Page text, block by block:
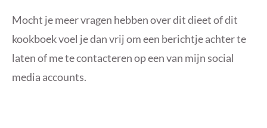
Mocht je meer vragen hebben over dit dieet of dit
kookboek voel je dan vrij om een berichtje achter te
laten of me te contacteren op een van mijn social
media accounts.